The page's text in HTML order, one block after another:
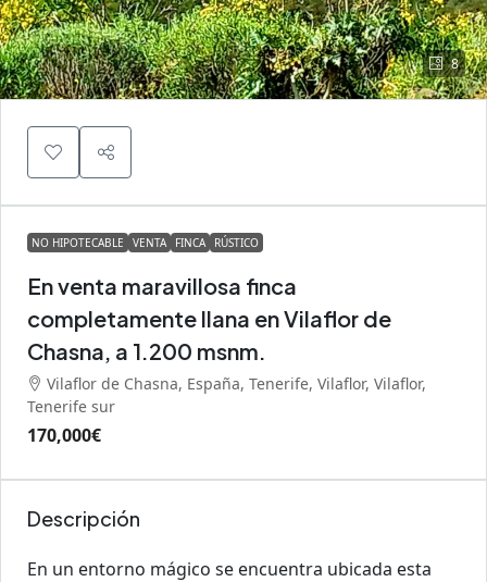
8
NO HIPOTECABLE VENTA FINCA RÚSTICO
En venta maravillosa finca
completamente llana en Vilaflor de
Chasna, a 1.200 msnm.
Vilaflor de Chasna, España, Tenerife, Vilaflor, Vilaflor,
Tenerife sur
170,000€
Descripción
En un entorno mágico se encuentra ubicada esta